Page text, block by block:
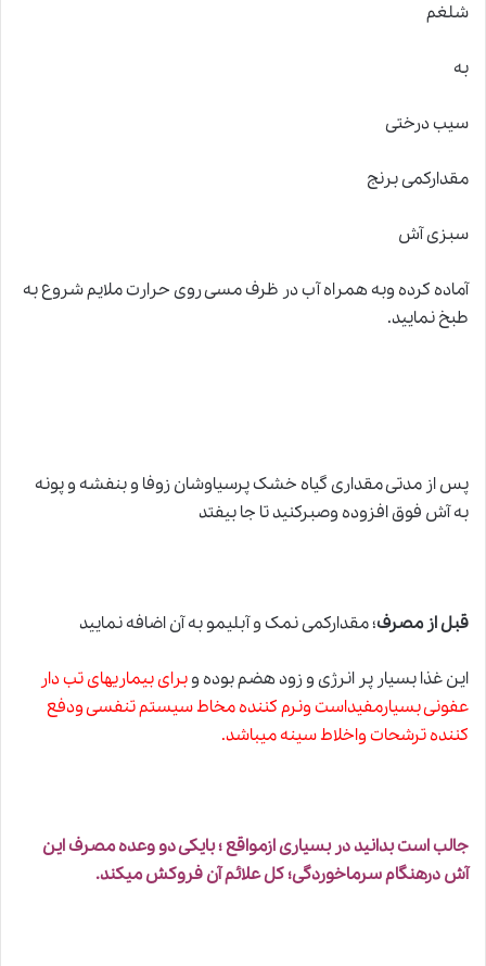
شلغم
به
سیب درختی
مقدارکمی برنج
سبزی آش
آماده کرده وبه همراه آب در ظرف مسی روی حرارت ملایم شروع به
طبخ نمایید.
پس از مدتی مقداری گیاه خشک پرسیاوشان زوفا و بنفشه و پونه
به آش فوق افزوده وصبرکنید تا جا بیفتد
قبل از مصرف؛ مقدارکمی نمکوآبلیمو به آن اضافه نمایید
این غذا بسیار پر انرژی و زود هضم بوده وبرای بیماریهای تب دار
عفونی بسیارمفیداست ونرم کننده مخاط سیستم تنفسی ودفع
کننده ترشحات واخلاط سینه میباشد.
جالب است بدانید در بسیاری ازمواقع ؛ بایکی دو وعده مصرف این
آش درهنگام سرماخوردگی؛ کل علائم آن فروکش میکند.